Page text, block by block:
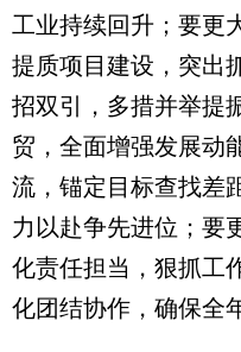
工业持续回升；要更
提质项目建设，突出
招双引，多措并举提
贸，全面增强发展动
流，锚定目标查找差
力以赴争先进位；要
化责任担当，狠抓工
化团结协作，确保全